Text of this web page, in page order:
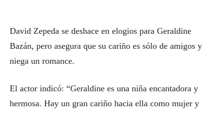
David Zepeda se deshace en elogios para Geraldine
Bazán, pero asegura que su cariño es sólo de amigos y
niega un romance.
El actor indicó: “Geraldine es una niña encantadora y
hermosa. Hay un gran cariño hacia ella como mujer y